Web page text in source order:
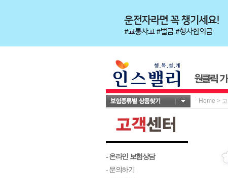
Home >
- 온라인 보험상담
- 문의하기